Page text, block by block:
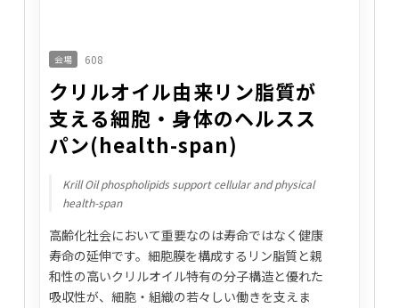
会場 608
クリルオイル由来リン脂質が
支える細胞・身体のヘルスス
パン(health-span)
Krill Oil phospholipids support cellular and physical
health-span
高齢化社会において重要なのは寿命ではなく健康
寿命の延伸です。細胞膜を構成するリン脂質と親
和性の高いクリルオイル特有の分子構造と優れた
吸収性が、細胞・組織の若々しい働きを支えま